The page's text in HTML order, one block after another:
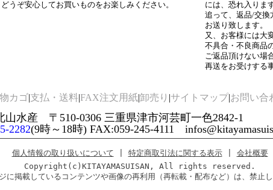
うぞ安心してお買いものをお楽しみください。
には、恐れ入りま
追って、返品/交換
お送り致します。
又、お客様には大
不具合・不良商品
ご返品頂けない場
再送をお受けする
カゴ|支払・送料|FAX注文用紙|卸売り |サイトマップ|お問い合
山水産 〒510-0306 三重県津市河芸町一色2842-1
2282(9時～18時) FAX:059-245-4111
個人情報の取り扱いについて 特定商取引法に関する表示| 会社概要
Copyright(c)KITAYAMASUISAN, All rights reserved.
に掲載しているコンテンツや画像の再利用（再転載・配布など）は、禁止し